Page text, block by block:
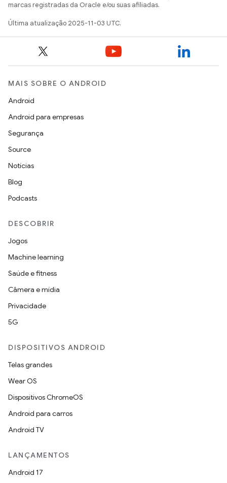
marcas registradas da Oracle e/ou suas afiliadas.
Última atualização 2025-11-03 UTC.
MAIS SOBRE O ANDROID
Android
Android para empresas
Segurança
Source
Notícias
Blog
Podcasts
DESCOBRIR
Jogos
Machine learning
Saúde e fitness
Câmera e mídia
Privacidade
5G
DISPOSITIVOS ANDROID
Telas grandes
Wear OS
Dispositivos ChromeOS
Android para carros
Android TV
LANÇAMENTOS
Android 17